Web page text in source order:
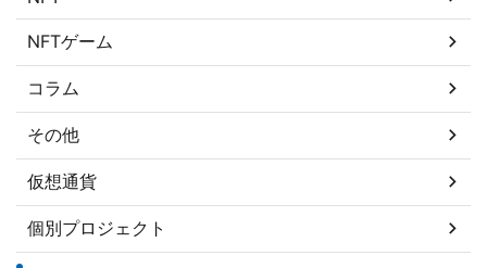
NFTゲーム
コラム
その他
仮想通貨
個別プロジェクト